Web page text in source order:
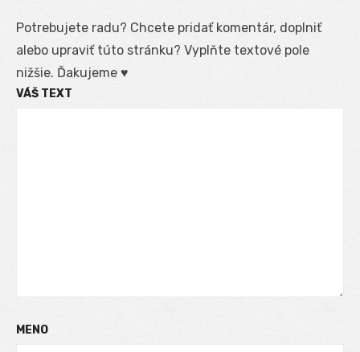
Potrebujete radu? Chcete pridať komentár, doplniť
alebo upraviť túto stránku? Vyplňte textové pole
nižšie. Ďakujeme ♥
VÁŠ TEXT
MENO